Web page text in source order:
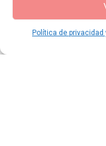
Política de privacidad